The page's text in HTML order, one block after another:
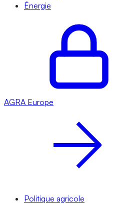
Énergie
AGRA Europe
Politique agricole